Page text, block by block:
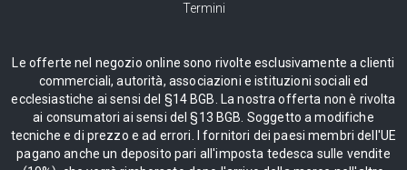
Termini
Le offerte nel negozio online sono rivolte esclusivamente a clienti
commerciali, autorità, associazioni e istituzioni sociali ed
ecclesiastiche ai sensi del §14 BGB. La nostra offerta non è rivolta
ai consumatori ai sensi del §13 BGB. Soggetto a modifiche
tecniche e di prezzo e ad errori. I fornitori dei paesi membri dell'UE
pagano anche un deposito pari all'imposta tedesca sulle vendite